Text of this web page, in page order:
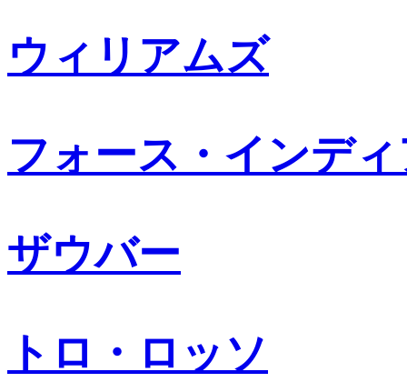
ウィリアムズ
フォース・インデ
ザウバー
トロ・ロッソ